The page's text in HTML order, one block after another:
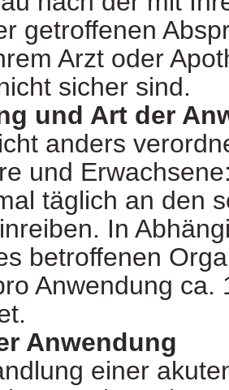
getroffenen
Arzt oder
sicher sind.
und Art der
anders
und
täglich an den
In
betroffenen
Anwendung ca.
Anwendung
einer